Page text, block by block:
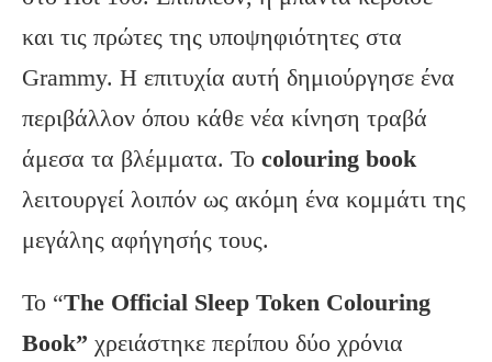
και τις πρώτες της υποψηφιότητες στα
Grammy. Η επιτυχία αυτή δημιούργησε ένα
περιβάλλον όπου κάθε νέα κίνηση τραβά
άμεσα τα βλέμματα. Το colouring book
λειτουργεί λοιπόν ως ακόμη ένα κομμάτι της
μεγάλης αφήγησής τους.
Το “The Official Sleep Token Colouring
Book” χρειάστηκε περίπου δύο χρόνια